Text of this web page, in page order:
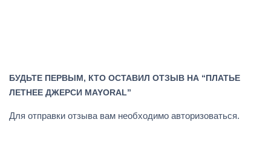
БУДЬТЕ ПЕРВЫМ, КТО ОСТАВИЛ ОТЗЫВ НА “ПЛАТЬЕ
ЛЕТНЕЕ ДЖЕРСИ MAYORAL”
Для отправки отзыва вам необходимо авторизоваться.